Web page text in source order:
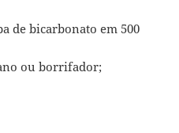
de bicarbonato em 500
ou borrifador;